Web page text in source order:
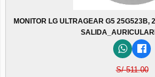
MONITOR LG ULTRAGEAR G5 25G523B,
S/ 511.00